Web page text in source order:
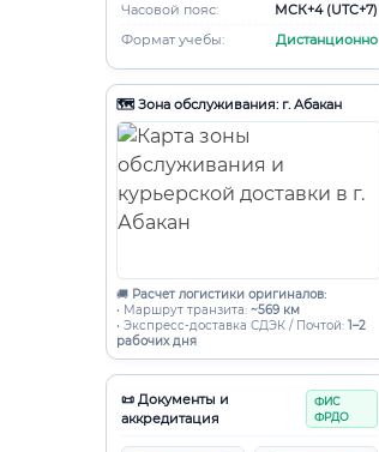
Часовой пояс:
МСК+4 (UTC+7)
Формат учебы:
Дистанционно
🗺️ Зона обслуживания: г. Абакан
🚚 Расчет логистики оригиналов:
• Маршрут транзита: ~569 км
• Экспресс-доставка СДЭК / Почтой: 1–2
рабочих дня
📜 Документы и
аккредитация
ФИС
ФРДО